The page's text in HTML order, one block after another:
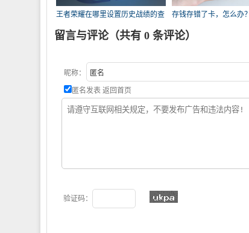
王者荣耀在哪里设置历史战绩的查
询权限？
存钱存错了卡，怎么办？
留言与评论（共有 0 条评论）
昵称：
匿名发表 返回首页
验证码：